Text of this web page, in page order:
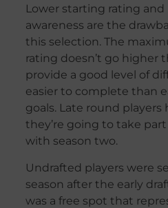
Lower starting rating
awareness are the
this selection. The
rating doesn’t go higher
provide a good level of
easier to complete than
goals. Late round players
they’re going to take
with season two.
Undrafted players were
season after the early
was a free spot that